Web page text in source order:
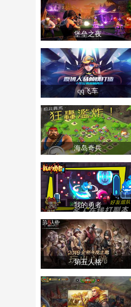
堡垒之夜
qq飞车
海岛奇兵
我的勇者
第五人格